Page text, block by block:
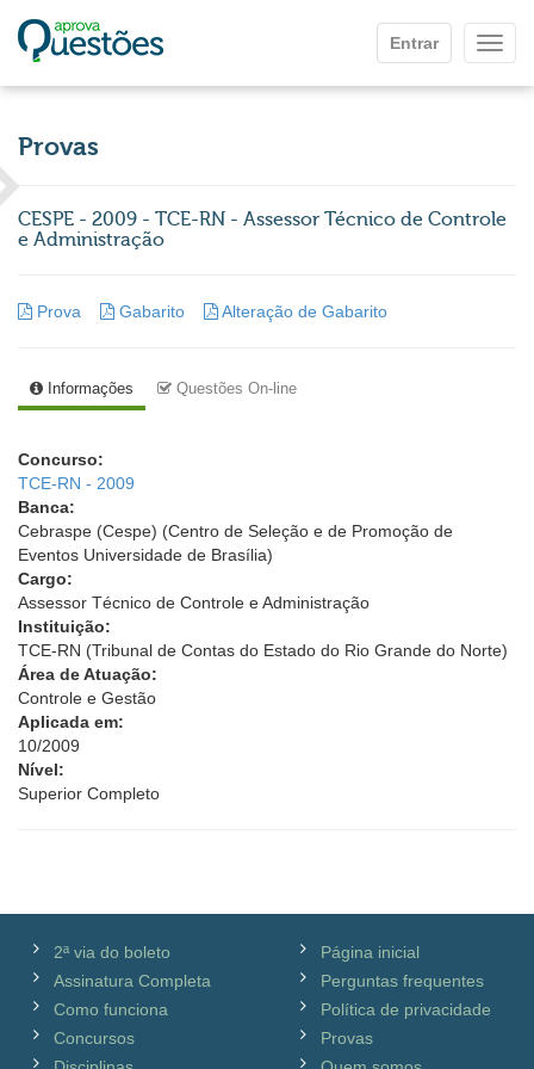
Entrar
Provas
CESPE - 2009 - TCE-RN - Assessor Técnico de Controle
e Administração
Prova Gabarito Alteração de Gabarito
Informações Questões On-line
Concurso:
TCE-RN - 2009
Banca:
Cebraspe (Cespe) (Centro de Seleção e de Promoção de
Eventos Universidade de Brasília)
Cargo:
Assessor Técnico de Controle e Administração
Instituição:
TCE-RN (Tribunal de Contas do Estado do Rio Grande do Norte)
Área de Atuação:
Controle e Gestão
Aplicada em:
10/2009
Nível:
Superior Completo
2ª via do boleto
Assinatura Completa
Como funciona
Concursos
Página inicial
Perguntas frequentes
Política de privacidade
Provas